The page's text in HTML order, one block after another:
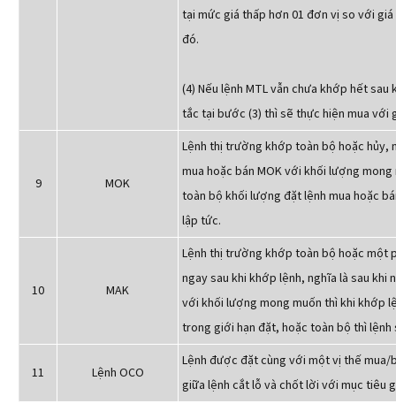
tại mức giá thấp hơn 01 đơn vị so với
đó.
(4) Nếu lệnh MTL vẫn chưa khớp hết
tắc tại bước (3) thì sẽ thực hiện mua với
9 MOK
Lệnh thị trường khớp toàn bộ hoặc hủy,
mua hoặc bán MOK với khối lượng
toàn bộ khối lượng đặt lệnh mua hoặc
lập tức.
10 MAK
Lệnh thị trường khớp toàn bộ hoặc một
ngay sau khi khớp lệnh, nghĩa là sau khi
với khối lượng mong muốn thì khi khớp
trong giới hạn đặt, hoặc toàn bộ thì
11 Lệnh OCO
Lệnh được đặt cùng với một vị thế mua/
giữa lệnh cắt lỗ và chốt lời với mục tiêu